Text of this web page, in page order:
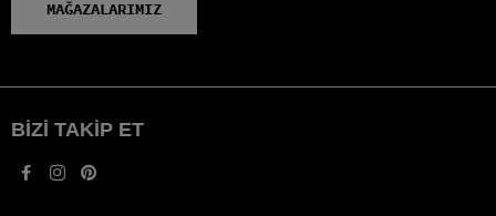
MAĞAZALARIMIZ
BIZI TAKIP ET